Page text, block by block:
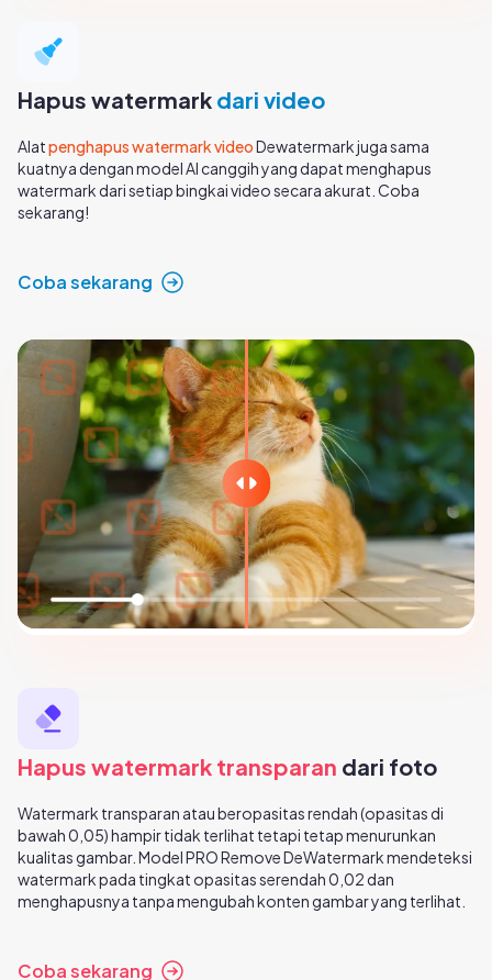
Hapus watermark dari video
Alatpenghapus watermark videoDewatermark juga sama
kuatnya dengan model AI canggih yang dapat menghapus
watermark dari setiap bingkai video secara akurat. Coba
sekarang!
Coba sekarang
Hapus watermark transparan dari foto
Watermark transparan atau beropasitas rendah (opasitas di
bawah 0,05) hampir tidak terlihat tetapi tetap menurunkan
kualitas gambar. Model PRO Remove DeWatermark mendeteksi
watermark pada tingkat opasitas serendah 0,02 dan
menghapusnya tanpa mengubah konten gambar yang terlihat.
Coba sekarang